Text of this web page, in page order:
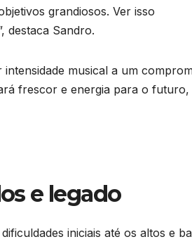
grandiosos. Ver isso
destaca Sandro.
musical a um
frescor e energia para o futuro,
e legado
iniciais até os altos e